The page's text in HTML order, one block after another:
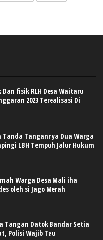
fisik RLH Desa Waitaru
2023 Terealisasi Di
Tangannya Dua Warga
LBH Tempuh Jalur Hukum
Warga Desa Mali iha
oleh si Jago Merah
Tangan Datok Bandar Setia
Polisi Wajib Tau